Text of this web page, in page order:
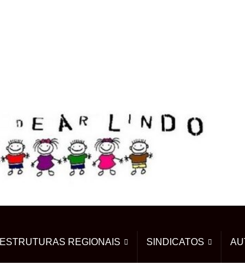
ESTRUTURAS REGIONAIS SINDICATOS